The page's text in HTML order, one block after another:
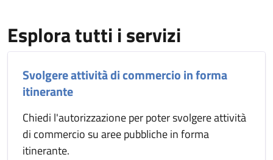
Esplora tutti i servizi
Svolgere attività di commercio in forma
itinerante
Chiedi l'autorizzazione per poter svolgere attività
di commercio su aree pubbliche in forma
itinerante.